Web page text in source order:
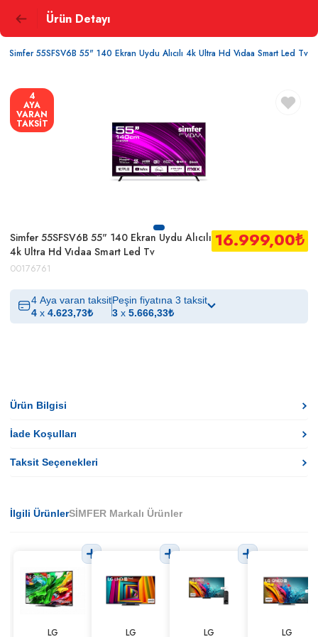
Ürün Detayı
Simfer 55SFSV6B 55" 140 Ekran Uydu Alıcılı 4k Ultra Hd Vıdaa Smart Led Tv
4
AYA
VARAN
TAKSİT
Simfer 55SFSV6B 55" 140 Ekran Uydu Alıcılı
4k Ultra Hd Vıdaa Smart Led Tv
00176761
16.999,00₺
4 Aya varan taksit
4 x 4.623,73₺
Peşin fiyatına 3 taksit
3 x 5.666,33₺
Ürün Bilgisi
İade Koşulları
Taksit Seçenekleri
İlgili ÜrünlerSİMFER Markalı Ürünler
LG LG LG LG